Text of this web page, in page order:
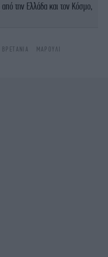
από την Ελλάδα και τον Κόσμο,
ΒΡΕΤΑΝΊΑ
ΜΑΡΟΎΛΙ